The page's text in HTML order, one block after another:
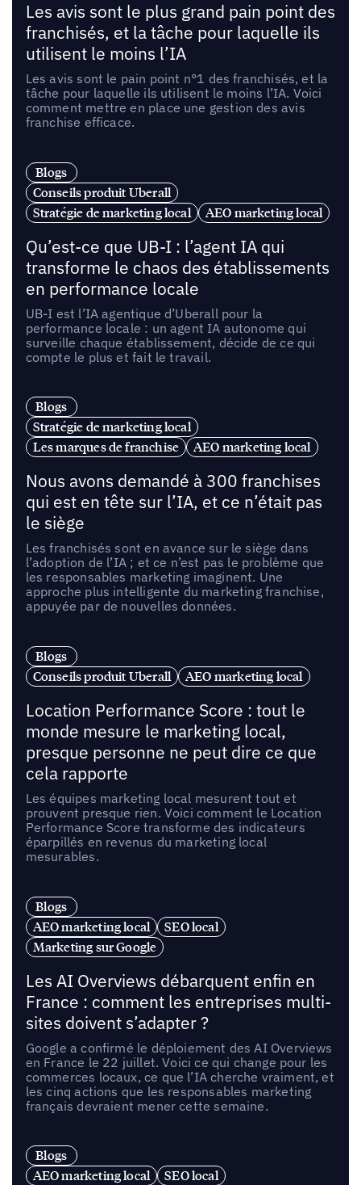
Les avis sont le plus grand pain point des
franchisés, et la tâche pour laquelle ils
utilisent le moins l’IA
Les avis sont le pain point n°1 des franchisés, et la
tâche pour laquelle ils utilisent le moins l’IA. Voici
comment mettre en place une gestion des avis
franchise efficace.
Blogs
Conseils produit Uberall
Stratégie de marketing local
AEO marketing local
Qu’est-ce que UB-I : l’agent IA qui
transforme le chaos des établissements
en performance locale
UB-I est l’IA agentique d’Uberall pour la
performance locale : un agent IA autonome qui
surveille chaque établissement, décide de ce qui
compte le plus et fait le travail.
Blogs
Stratégie de marketing local
Les marques de franchise
AEO marketing local
Nous avons demandé à 300 franchises
qui est en tête sur l’IA, et ce n’était pas
le siège
Les franchisés sont en avance sur le siège dans
l’adoption de l’IA ; et ce n’est pas le problème que
les responsables marketing imaginent. Une
approche plus intelligente du marketing franchise,
appuyée par de nouvelles données.
Blogs
Conseils produit Uberall
AEO marketing local
Location Performance Score : tout le
monde mesure le marketing local,
presque personne ne peut dire ce que
cela rapporte
Les équipes marketing local mesurent tout et
prouvent presque rien. Voici comment le Location
Performance Score transforme des indicateurs
éparpillés en revenus du marketing local
mesurables.
Blogs
AEO marketing local
SEO local
Marketing sur Google
Les AI Overviews débarquent enfin en
France : comment les entreprises multi-
sites doivent s’adapter ?
Google a confirmé le déploiement des AI Overviews
en France le 22 juillet. Voici ce qui change pour les
commerces locaux, ce que l’IA cherche vraiment, et
les cinq actions que les responsables marketing
français devraient mener cette semaine.
Blogs
AEO marketing local
SEO local